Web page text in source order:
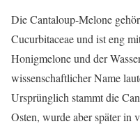
Die Cantaloup-Melone
Cucurbitaceae und ist eng
Honigmelone und der
wissenschaftlicher Name
Ursprünglich stammt die
Osten, wurde aber später in